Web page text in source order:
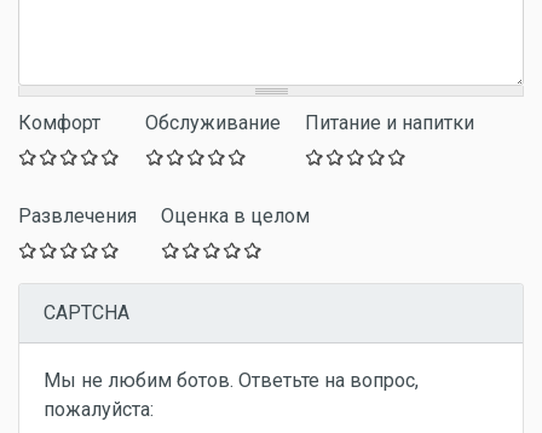
Комфорт Обслуживание Питание и напитки
Развлечения Оценка в целом
CAPTCHA
Мы не любим ботов. Ответьте на вопрос,
пожалуйста: